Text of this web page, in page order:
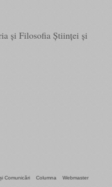
și Filosofia Științei și
Comunicări Columna Webmaster